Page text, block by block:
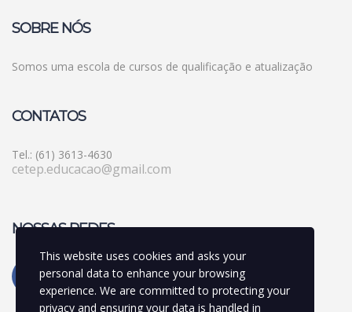
SOBRE NÓS
Somos uma escola de cursos de qualificação e atualização
CONTATOS
Tel.: (61) 3613-4630
cetep.educacao@gmail.com
NOSSAS REDES
This website uses cookies and asks your
personal data to enhance your browsing
experience. We are committed to protecting your
privacy and ensuring your data is handled in